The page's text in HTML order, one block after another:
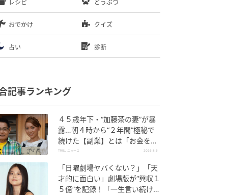
レシピ どうぶつ
おでかけ クイズ
占い 診断
記事ランキング
４５歳年下・“加藤茶の妻”が暴
露…朝４時から“２年間”極秘で
続けた【副業】とは「お金を稼
ぐのって大変」
TRILL ニュース 2026.8.6
「日曜劇場ヤバくない？」「天
才的に面白い」劇場版が“興収１
５億”を記録！「一生言い続け